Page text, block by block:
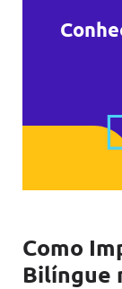
Como
Bilíngue